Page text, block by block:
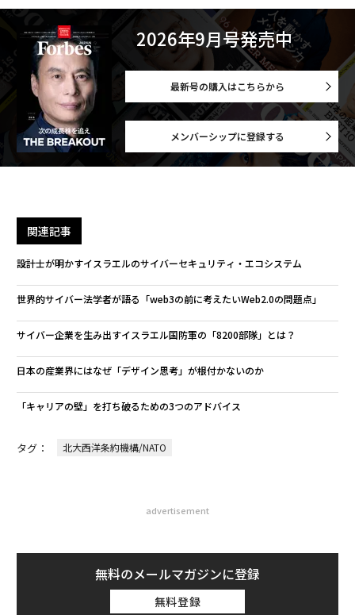
2026年9月号発売中
最新号の購入はこちらから
メンバーシップに登録する
関連記事
設計士が明かすイスラエルのサイバーセキュリティ・エコシステム
世界的サイバー法学者が語る「web3の前に考えたいWeb2.0の問題点」
サイバー企業を生み出すイスラエル国防軍の「8200部隊」とは？
日本の産業界にはなぜ「デザイン思考」が根付かないのか
「キャリアの壁」を打ち破るための3つのアドバイス
タグ： 北大西洋条約機構/NATO
advertisement
無料のメールマガジンに登録
無料登録